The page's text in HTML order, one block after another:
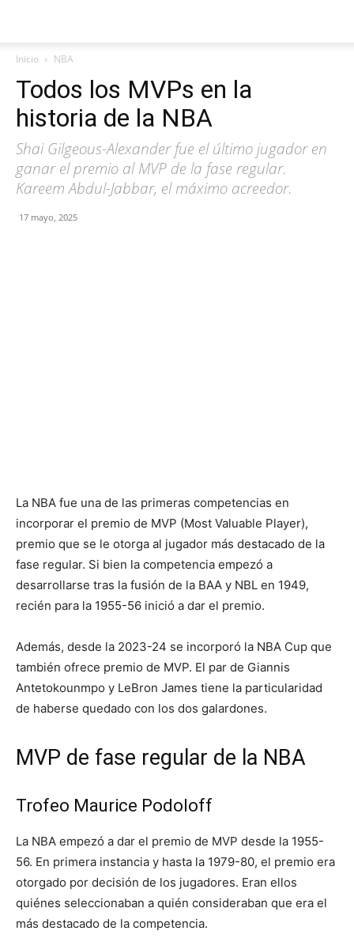
Inicio NBA
Todos los MVPs en la
historia de la NBA
Shai Gilgeous-Alexander fue el último jugador en
ganar el premio al MVP de la fase regular.
Kareem Abdul-Jabbar, el máximo acreedor.
17 mayo, 2025
La NBA fue una de las primeras competencias en
incorporar el premio de MVP (Most Valuable Player),
premio que se le otorga al jugador más destacado de la
fase regular. Si bien la competencia empezó a
desarrollarse tras la fusión de la BAA y NBL en 1949,
recién para la 1955-56 inició a dar el premio.
Además, desde la 2023-24 se incorporó la NBA Cup que
también ofrece premio de MVP. El par de Giannis
Antetokounmpo y LeBron James tiene la particularidad
de haberse quedado con los dos galardones.
MVP de fase regular de la NBA
Trofeo Maurice Podoloff
La NBA empezó a dar el premio de MVP desde la 1955-
56. En primera instancia y hasta la 1979-80, el premio era
otorgado por decisión de los jugadores. Eran ellos
quiénes seleccionaban a quién consideraban que era el
más destacado de la competencia.